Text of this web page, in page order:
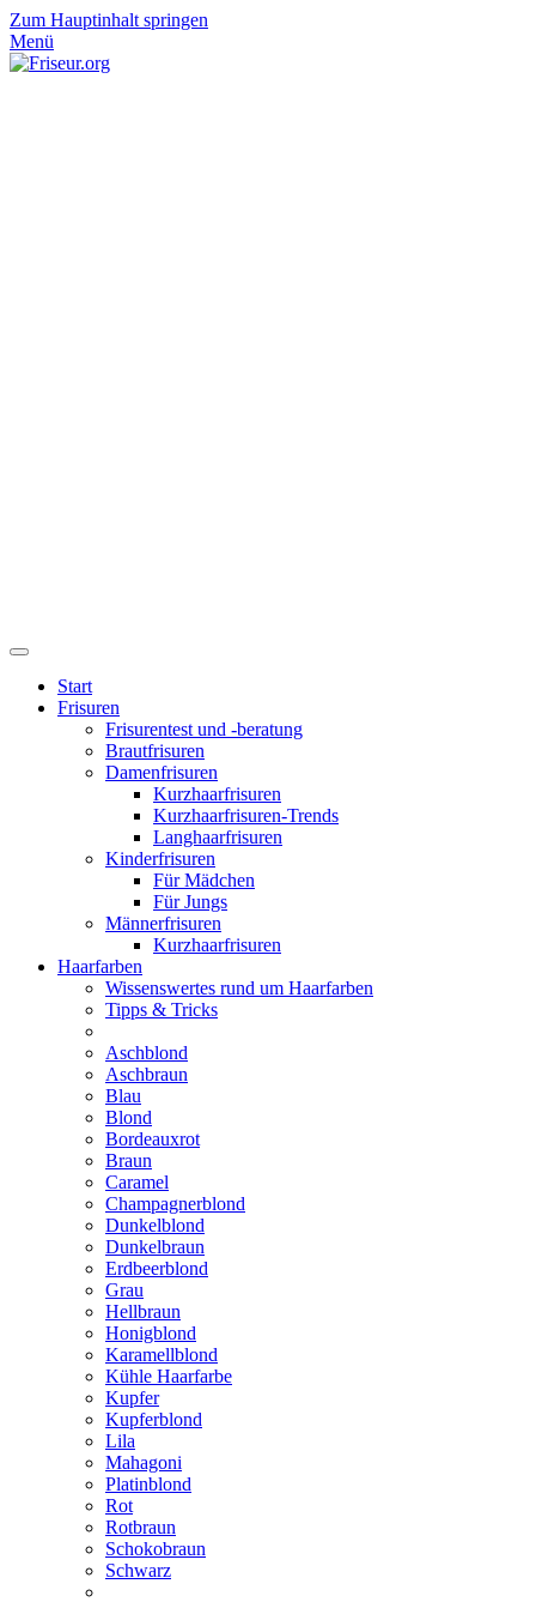
Zum Hauptinhalt springen
Menü
Start
Frisuren
Frisurentest und -beratung
Brautfrisuren
Damenfrisuren
Kurzhaarfrisuren
Kurzhaarfrisuren-Trends
Langhaarfrisuren
Kinderfrisuren
Für Mädchen
Für Jungs
Männerfrisuren
Kurzhaarfrisuren
Haarfarben
Wissenswertes rund um Haarfarben
Tipps & Tricks
Aschblond
Aschbraun
Blau
Blond
Bordeauxrot
Braun
Caramel
Champagnerblond
Dunkelblond
Dunkelbraun
Erdbeerblond
Grau
Hellbraun
Honigblond
Karamellblond
Kühle Haarfarbe
Kupfer
Kupferblond
Lila
Mahagoni
Platinblond
Rot
Rotbraun
Schokobraun
Schwarz